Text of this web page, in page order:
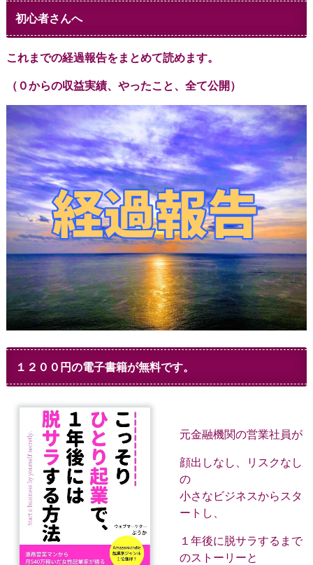
初心者さんへ
これまでの経過報告をまとめて読めます。
（０からの収益実績、やったこと、全て公開）
１２００円の電子書籍が無料です。
元金融機関の営業社員が
顔出しなし、リスクなし
の
小さなビジネスからスタ
ートし、
１年後に脱サラするまで
のストーリーと